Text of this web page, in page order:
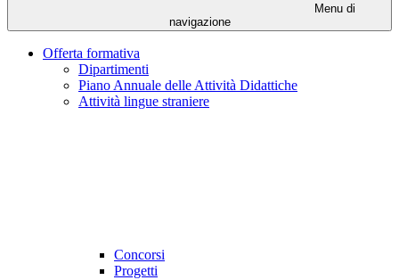
Menu di
navigazione
Offerta formativa
Dipartimenti
Piano Annuale delle Attività Didattiche
Attività lingue straniere
Concorsi
Progetti